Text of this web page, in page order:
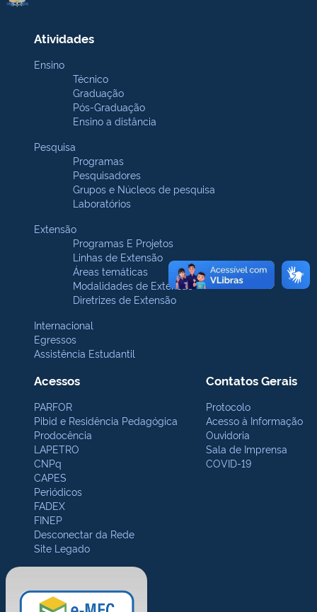
Atividades
Ensino
Técnico
Graduação
Pós-Graduação
Ensino a distância
Pesquisa
Programas
Pesquisadores
Grupos e Núcleos de pesquisa
Laboratórios
Extensão
Programas E Projetos
Linhas de Extensão
Áreas temáticas
Modalidades de Extensão
Diretrizes de Extensão
Internacional
Egressos
Assistência Estudantil
Acessos
PARFOR
Pibid e Residência Pedagógica
Prodocência
LAPETRO
CNPq
CAPES
Periódicos
FADEX
FINEP
Desconectar da Rede
Site Legado
Contatos Gerais
Protocolo
Acesso à Informação
Ouvidoria
Sala de Imprensa
COVID-19